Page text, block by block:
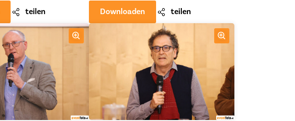
teilen Downloaden teilen